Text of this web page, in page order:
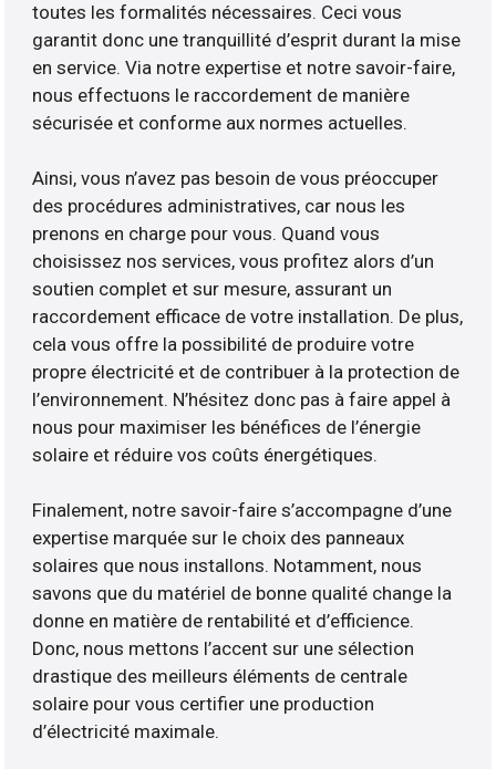
toutes les formalités nécessaires. Ceci vous
garantit donc une tranquillité d’esprit durant la mise
en service. Via notre expertise et notre savoir-faire,
nous effectuons le raccordement de manière
sécurisée et conforme aux normes actuelles.
Ainsi, vous n’avez pas besoin de vous préoccuper
des procédures administratives, car nous les
prenons en charge pour vous. Quand vous
choisissez nos services, vous profitez alors d’un
soutien complet et sur mesure, assurant un
raccordement efficace de votre installation. De plus,
cela vous offre la possibilité de produire votre
propre électricité et de contribuer à la protection de
l’environnement. N’hésitez donc pas à faire appel à
nous pour maximiser les bénéfices de l’énergie
solaire et réduire vos coûts énergétiques.
Finalement, notre savoir-faire s’accompagne d’une
expertise marquée sur le choix des panneaux
solaires que nous installons. Notamment, nous
savons que du matériel de bonne qualité change la
donne en matière de rentabilité et d’efficience.
Donc, nous mettons l’accent sur une sélection
drastique des meilleurs éléments de centrale
solaire pour vous certifier une production
d’électricité maximale.